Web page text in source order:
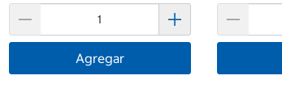
Agregar